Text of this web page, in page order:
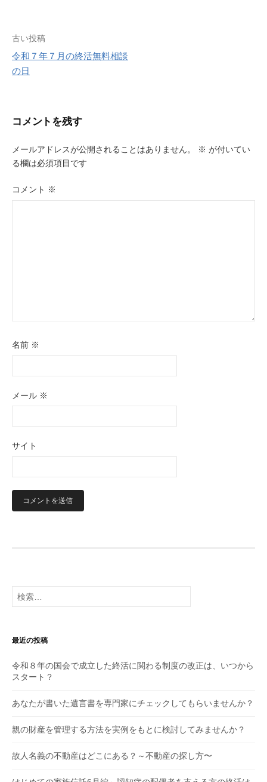
投
稿
ゲ
ー
シ
ョ
古い投稿
令和７年７月の終活無料相談
の日
コメントを残す
メールアドレスが公開されることはありません。 ※ が付いてい
る欄は必須項目です
コメント ※
名前 ※
メール ※
サイト
検
索:
最近の投稿
令和８年の国会で成立した終活に関わる制度の改正は、いつから
スタート？
あなたが書いた遺言書を専門家にチェックしてもらいませんか？
親の財産を管理する方法を実例をもとに検討してみませんか？
故人名義の不動産はどこにある？～不動産の探し方〜